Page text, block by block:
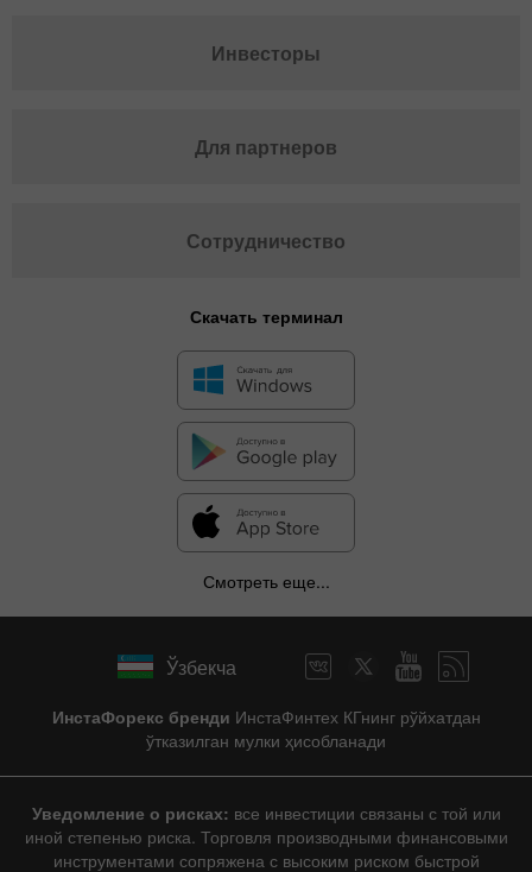
Инвесторы
Для партнеров
Сотрудничество
Скачать терминал
Смотреть еще...
Ўзбекча
ИнстаФорекс бренди ИнстаФинтех КГнинг рўйхатдан
ўтказилган мулки ҳисобланади
Уведомление о рисках: все инвестиции связаны с той или
иной степенью риска. Торговля производными финансовыми
инструментами сопряжена с высоким риском быстрой